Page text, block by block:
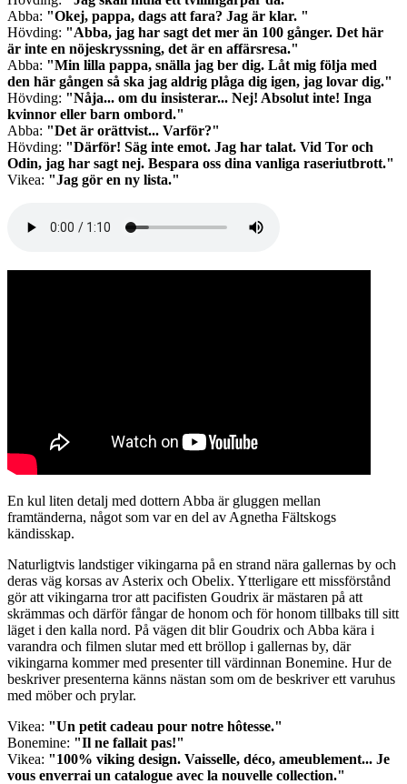
Abba: "Okej, pappa, dags att fara? Jag är klar. "
Hövding: "Abba, jag har sagt det mer än 100 gånger. Det här
är inte en nöjeskryssning, det är en affärsresa."
Abba: "Min lilla pappa, snälla jag ber dig. Låt mig följa med
den här gången så ska jag aldrig plåga dig igen, jag lovar dig."
Hövding: "Nåja... om du insisterar... Nej! Absolut inte! Inga
kvinnor eller barn ombord."
Abba: "Det är orättvist... Varför?"
Hövding: "Därför! Säg inte emot. Jag har talat. Vid Tor och
Odin, jag har sagt nej. Bespara oss dina vanliga raseriutbrott."
Vikea: "Jag gör en ny lista."
En kul liten detalj med dottern Abba är gluggen mellan
framtänderna, något som var en del av Agnetha Fältskogs
kändisskap.
Naturligtvis landstiger vikingarna på en strand nära gallernas by och
deras väg korsas av Asterix och Obelix. Ytterligare ett missförstånd
gör att vikingarna tror att pacifisten Goudrix är mästaren på att
skrämmas och därför fångar de honom och för honom tillbaks till sitt
läget i den kalla nord. På vägen dit blir Goudrix och Abba kära i
varandra och filmen slutar med ett bröllop i gallernas by, där
vikingarna kommer med presenter till värdinnan Bonemine. Hur de
beskriver presenterna känns nästan som om de beskriver ett varuhus
med möber och prylar.
Vikea: "Un petit cadeau pour notre hôtesse."
Bonemine: "Il ne fallait pas!"
Vikea: "100% viking design. Vaisselle, déco, ameublement... Je
vous enverrai un catalogue avec la nouvelle collection."